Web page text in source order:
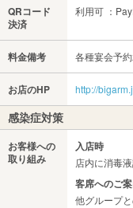
QRコード
決済
利用可 ：
料金備考 各種宴会予約
お店のHP http://
感染症対策
お客様への
取り組み
入店時
店内に消毒
客席へのご
他グループ